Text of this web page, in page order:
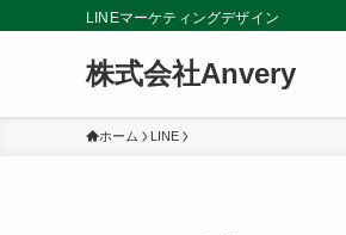
LINEマーケティングデザイン
株式会社Anvery
ホーム LINE